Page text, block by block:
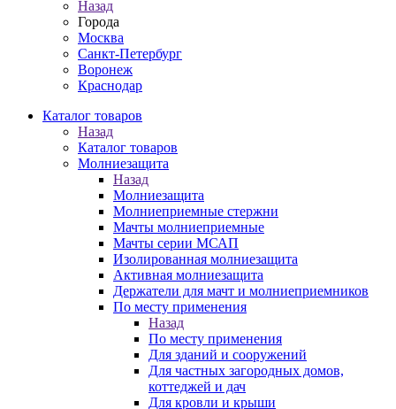
Назад
Города
Москва
Санкт-Петербург
Воронеж
Краснодар
Каталог товаров
Назад
Каталог товаров
Молниезащита
Назад
Молниезащита
Молниеприемные стержни
Мачты молниеприемные
Мачты серии МСАП
Изолированная молниезащита
Активная молниезащита
Держатели для мачт и молниеприемников
По месту применения
Назад
По месту применения
Для зданий и сооружений
Для частных загородных домов,
коттеджей и дач
Для кровли и крыши